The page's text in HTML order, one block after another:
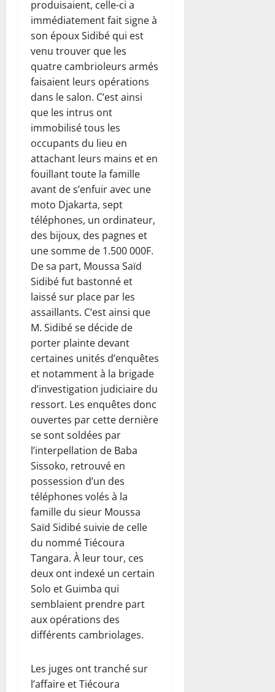
produisaient, celle-ci a
immédiatement fait signe à
son époux Sidibé qui est
venu trouver que les
quatre cambrioleurs armés
faisaient leurs opérations
dans le salon. C’est ainsi
que les intrus ont
immobilisé tous les
occupants du lieu en
attachant leurs mains et en
fouillant toute la famille
avant de s’enfuir avec une
moto Djakarta, sept
téléphones, un ordinateur,
des bijoux, des pagnes et
une somme de 1.500 000F.
De sa part, Moussa Saïd
Sidibé fut bastonné et
laissé sur place par les
assaillants. C’est ainsi que
M. Sidibé se décide de
porter plainte devant
certaines unités d’enquêtes
et notamment à la brigade
d’investigation judiciaire du
ressort. Les enquêtes donc
ouvertes par cette dernière
se sont soldées par
l’interpellation de Baba
Sissoko, retrouvé en
possession d’un des
téléphones volés à la
famille du sieur Moussa
Saïd Sidibé suivie de celle
du nommé Tiécoura
Tangara. À leur tour, ces
deux ont indexé un certain
Solo et Guimba qui
semblaient prendre part
aux opérations des
différents cambriolages.
Les juges ont tranché sur
l’affaire et Tiécoura